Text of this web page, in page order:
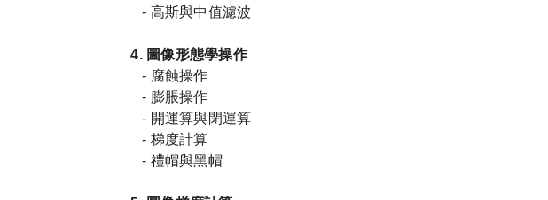
- 高斯與中值濾波
4. 圖像形態學操作
- 腐蝕操作
- 膨脹操作
- 開運算與閉運算
- 梯度計算
- 禮帽與黑帽